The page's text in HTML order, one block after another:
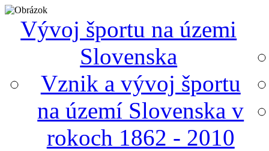
Vývoj športu na územi
Slovenska
Vznik a vývoj športu
na území Slovenska v
rokoch 1862 - 2010